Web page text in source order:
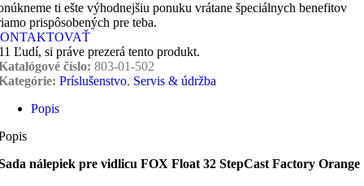
ti ešte výhodnejšiu ponuku vrátane špeciálnych benefitov
prispôsobených pre teba.
Ľudí, si práve prezerá tento produkt.
číslo: 803-01-502
Príslušenstvo, Servis & údržba
Popis
nálepiek pre vidlicu FOX Float 32 StepCast Factory Orange